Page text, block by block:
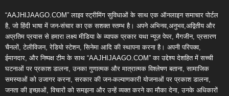
“AAJHIJAAGO.COM” लाइव स्ट्रीमिंग सुविधाओं के साथ एक ऑनलाइन समाचार पोर्टल
है, जो हिंदी भाषा में जन-संचार का एक सशक्त स्तम्भ है। अपने अभिनव,अनुभव,अद्वितीय और
अप्रतिम प्रयास से हमारा लक्ष्य मीडिया के व्यापक प्रकार यथा न्यूज़ पेपर, मैगजीन, प्रसारण
चैनलों, टेलीविजन, रेडियो स्टेशन, सिनेमा आदि की स्थापना करना है। अपनी परिपक्व,
ईमानदार, और निष्पक्ष टीम के साथ “AAJHIJAAGO.COM” का उद्देश्य देशहित में सच्ची
घटनाओं पर प्रकाश डालना, उनका गुणात्मक और मात्रात्मक विश्लेषण बताना, सामाजिक
समस्याओं को उजागर करना, सरकार की जन-कल्याणकारी योजनाओं पर प्रकाश डालना,
जनता की इच्छाओं, विचारों को समझना और उन्हें व्यक्त करने का मौका देना, उनके अधिकारों